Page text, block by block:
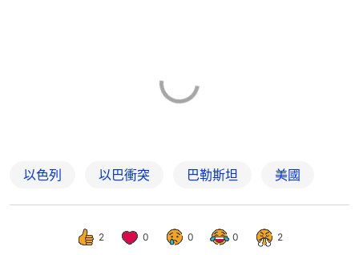
以色列 以巴衝突 巴勒斯坦 美國
2 0 0 0 2